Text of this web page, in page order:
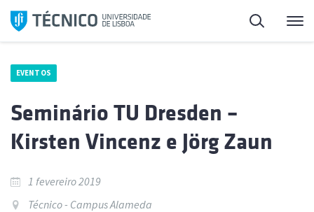
Saltar
para
Pesquisa
EVENTOS
Seminário TU Dresden –
Kirsten Vincenz e Jörg Zaun
1 fevereiro 2019
Técnico - Campus Alameda